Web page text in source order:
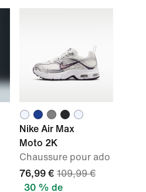
Nike Air Max
Moto 2K
Chaussure pour ado
76,99 € 109,99 €
30 % de